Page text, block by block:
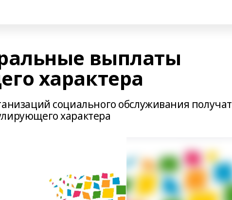
выплаты
характера
социального обслуживания получат
характера